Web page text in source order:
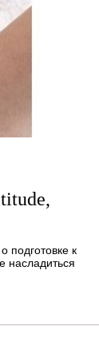
подготовке к
насладиться